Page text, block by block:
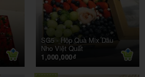
SG5 - Hộp Quà Mix Dâu
Nho Việt Quất
1,000,000đ